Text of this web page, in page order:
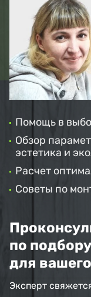
Помощь в
Обзор
эстетика и
Расчет
Советы по
по
для
Эксперт